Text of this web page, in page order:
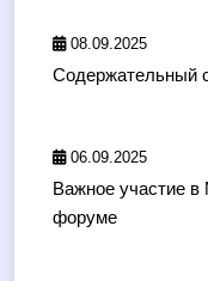
08.09.2025
Содержательный
06.09.2025
Важное участие
форуме